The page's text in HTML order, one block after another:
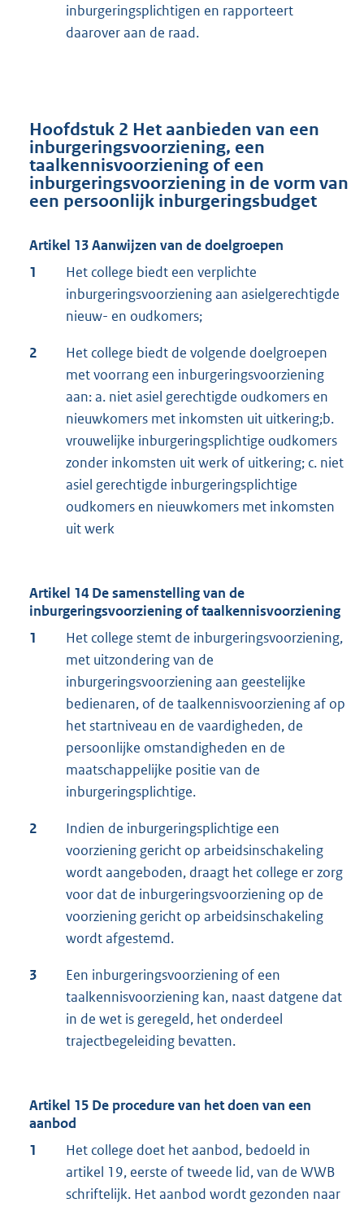
inburgeringsplichtigen en rapporteert
daarover aan de raad.
Hoofdstuk 2 Het aanbieden van een
inburgeringsvoorziening, een
taalkennisvoorziening of een
inburgeringsvoorziening in de vorm van
een persoonlijk inburgeringsbudget
Artikel 13 Aanwijzen van de doelgroepen
1
Het college biedt een verplichte
inburgeringsvoorziening aan asielgerechtigde
nieuw- en oudkomers;
2
Het college biedt de volgende doelgroepen
met voorrang een inburgeringsvoorziening
aan: a. niet asiel gerechtigde oudkomers en
nieuwkomers met inkomsten uit uitkering;b.
vrouwelijke inburgeringsplichtige oudkomers
zonder inkomsten uit werk of uitkering; c. niet
asiel gerechtigde inburgeringsplichtige
oudkomers en nieuwkomers met inkomsten
uit werk
Artikel 14 De samenstelling van de
inburgeringsvoorziening of taalkennisvoorziening
1
Het college stemt de inburgeringsvoorziening,
met uitzondering van de
inburgeringsvoorziening aan geestelijke
bedienaren, of de taalkennisvoorziening af op
het startniveau en de vaardigheden, de
persoonlijke omstandigheden en de
maatschappelijke positie van de
inburgeringsplichtige.
2
Indien de inburgeringsplichtige een
voorziening gericht op arbeidsinschakeling
wordt aangeboden, draagt het college er zorg
voor dat de inburgeringsvoorziening op de
voorziening gericht op arbeidsinschakeling
wordt afgestemd.
3
Een inburgeringsvoorziening of een
taalkennisvoorziening kan, naast datgene dat
in de wet is geregeld, het onderdeel
trajectbegeleiding bevatten.
Artikel 15 De procedure van het doen van een
aanbod
1
Het college doet het aanbod, bedoeld in
artikel 19, eerste of tweede lid, van de WWB
schriftelijk. Het aanbod wordt gezonden naar